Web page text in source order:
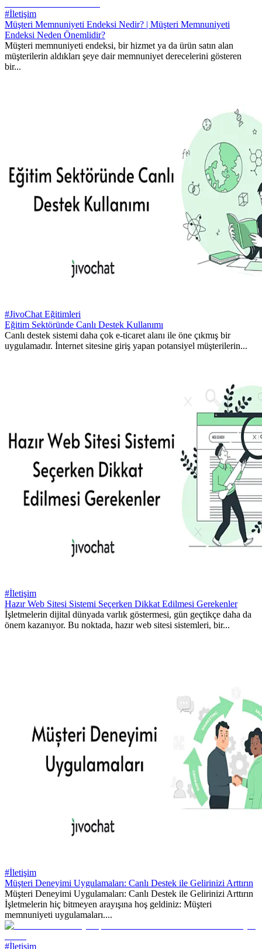
#İletişim
Müşteri Memnuniyeti Endeksi Nedir? | Müşteri Memnuniyeti
Endeksi Neden Önemlidir?
Müşteri memnuniyeti endeksi, bir hizmet ya da ürün satın alan
müşterilerin aldıkları şeye dair memnuniyet derecelerini gösteren
bir...
#JivoChat Eğitimleri
Eğitim Sektöründe Canlı Destek Kullanımı
Canlı destek sistemi daha çok e-ticaret alanı ile öne çıkmış bir
uygulamadır. İnternet sitesine giriş yapan potansiyel müşterilerin...
#İletişim
Hazır Web Sitesi Sistemi Seçerken Dikkat Edilmesi Gerekenler
İşletmelerin dijital dünyada varlık göstermesi, gün geçtikçe daha da
önem kazanıyor. Bu noktada, hazır web sitesi sistemleri, bir...
#İletişim
Müşteri Deneyimi Uygulamaları: Canlı Destek ile Gelirinizi Arttırın
Müşteri Deneyimi Uygulamaları: Canlı Destek ile Gelirinizi Arttırın
İşletmelerin hiç bitmeyen arayışına hoş geldiniz: Müşteri
memnuniyeti uygulamaları....
#İletişim